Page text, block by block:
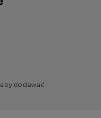
aby dodawać